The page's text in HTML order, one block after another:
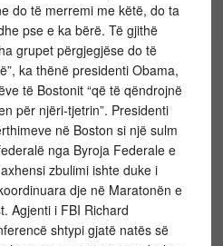
do të merremi me këtë, do ta
pse e ka bërë. Të gjithë
grupet përgjegjëse do të
ka thënë presidenti Obama,
të Bostonit “që të qëndrojnë
për njëri-tjetrin”. Presidenti
në Boston si një sulm
nga Byroja Federale e
zbulimi ishte duke i
dje në Maratonën e
Agjenti i FBI Richard
shtypi gjatë natës së